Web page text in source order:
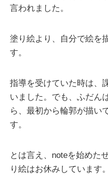
言われました。
塗り絵より、自分で絵を
す。
指導を受けていた時は、
いました。でも、ふだん
ら、最初から輪郭が描い
す。
とは言え、noteを始めた
り絵はお休みしています。